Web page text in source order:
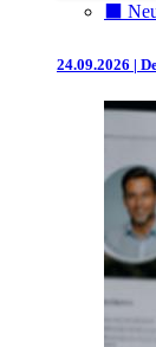
⬛️
24.09.2026 |